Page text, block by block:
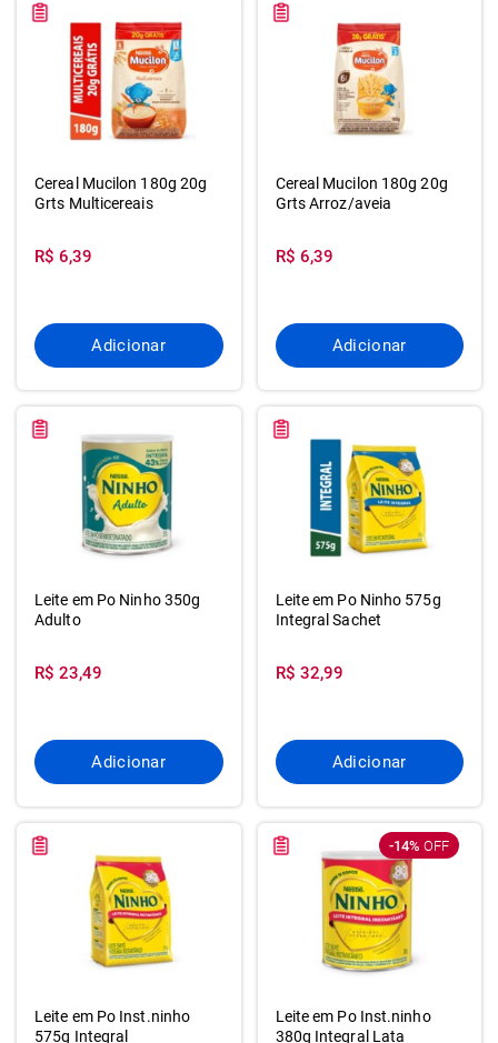
Cereal Mucilon 180g 20g
Grts Multicereais
R$ 6,39
Adicionar
Cereal Mucilon 180g 20g
Grts Arroz/aveia
R$ 6,39
Adicionar
Leite em Po Ninho 350g
Adulto
R$ 23,49
Adicionar
Leite em Po Ninho 575g
Integral Sachet
R$ 32,99
Adicionar
Leite em Po Inst.ninho
575g Integral
-14% OFF
Leite em Po Inst.ninho
380g Integral Lata